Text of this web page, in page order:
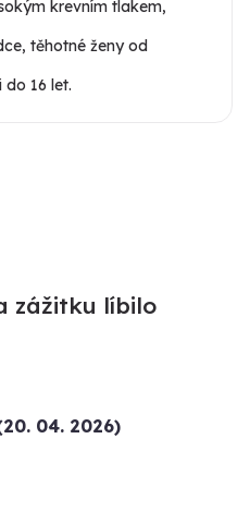
krevním tlakem,
těhotné ženy od
16 let.
zážitku líbilo
04. 2026)